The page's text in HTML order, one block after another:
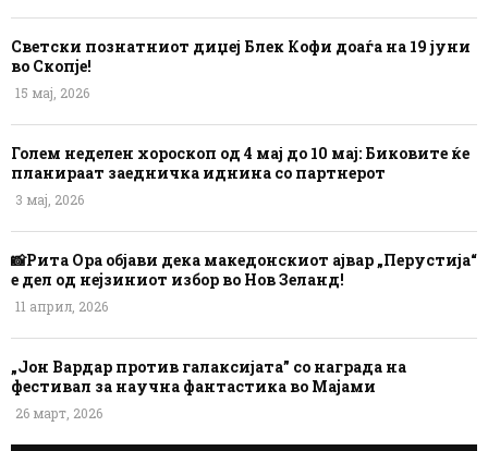
Светски познатниот диџеј Блек Кофи доаѓа на 19 јуни
во Скопје!
15 мај, 2026
Голем неделен хороскоп од 4 мај до 10 мај: Биковите ќе
планираат заедничка иднина со партнерот
3 мај, 2026
📸Рита Ора објави дека македонскиот ајвар „Перустија“
е дел од нејзиниот избор во Нов Зеланд!
11 април, 2026
„Јон Вардар против галаксијата” со награда на
фестивал за научна фантастика во Мајами
26 март, 2026